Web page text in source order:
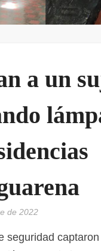
a un
de 2022
seguridad